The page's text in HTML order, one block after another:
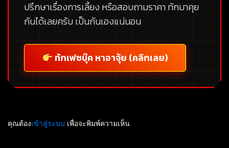
ปรึกษาเรื่องการเลี้ยง หรือสอบถามราคา ทักมาคุย
กันได้เลยครับ เป็นกันเองแน่นอน
ทักเฟซบุ๊ค หาอาจุ้ย (คลิกเลย)
คุณต้องเข้าสู่ระบบ เพื่อจะพิมพ์ความเห็น